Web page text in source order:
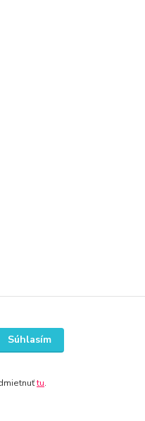
KAMENIK.SK
Súhlasím
tu.